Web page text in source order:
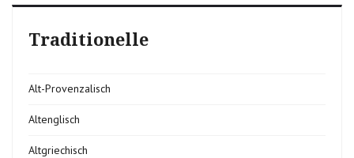
Traditionelle
Alt-Provenzalisch
Altenglisch
Altgriechisch